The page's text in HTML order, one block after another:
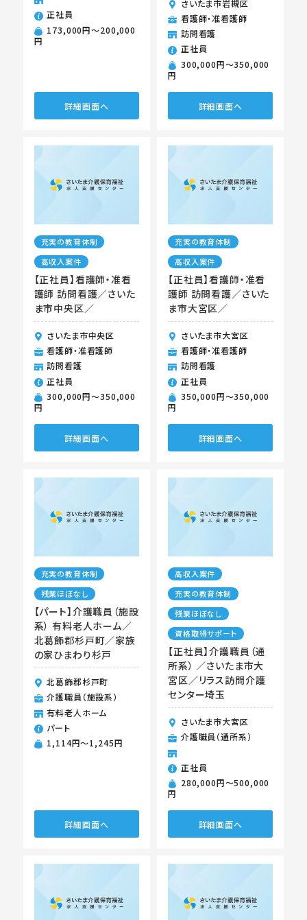
正社員
173,000円〜200,000
円
詳細画面へ
さいたま市岩槻区
看護師・准看護師
訪問看護
正社員
300,000円〜350,000
円
詳細画面へ
充実の教育体制
高収入案件
【正社員】看護師・准看
護師 訪問看護／さいた
ま市中央区／
さいたま市中央区
看護師・准看護師
訪問看護
正社員
300,000円〜350,000
円
詳細画面へ
充実の教育体制
高収入案件
【正社員】看護師・准看
護師 訪問看護／さいた
ま市大宮区／
さいたま市大宮区
看護師・准看護師
訪問看護
正社員
350,000円〜350,000
円
詳細画面へ
充実の教育体制
残業ほぼなし
【パート】介護職員（施設
系） 有料老人ホーム／
北葛飾郡杉戸町／家族
の家ひまわり杉戸
北葛飾郡杉戸町
介護職員（施設系）
有料老人ホーム
パート
1,114円〜1,245円
詳細画面へ
高収入案件
充実の教育体制
残業ほぼなし
資格取得サポート
【正社員】介護職員（通
所系） ／さいたま市大
宮区／リラス訪問介護
センター埼玉
さいたま市大宮区
介護職員（通所系）
正社員
280,000円〜500,000
円
詳細画面へ